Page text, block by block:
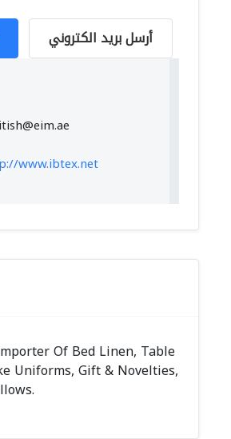
أرسل بريد الكتروني
www.ibtex.net
Of Bed Linen, Table
Uniforms, Gift & Novelties,